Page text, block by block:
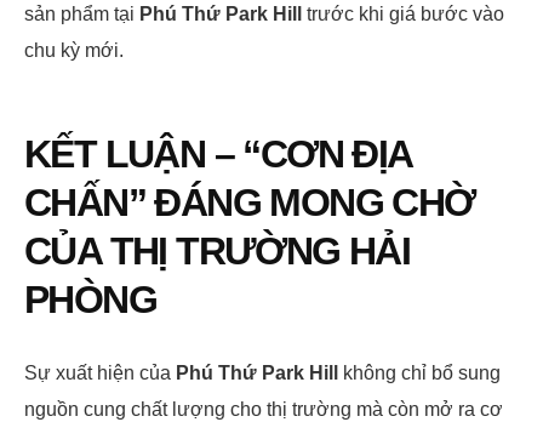
sản phẩm tại Phú Thứ Park Hill
trước khi giá bước vào
chu kỳ mới.
KẾT LUẬN – “CƠN ĐỊA
CHẤN” ĐÁNG MONG CHỜ
CỦA THỊ TRƯỜNG HẢI
PHÒNG
Sự xuất hiện của Phú Thứ Park Hill
không chỉ bổ sung
nguồn cung chất lượng cho thị trường mà còn mở ra cơ